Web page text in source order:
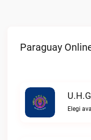
Paraguay
Elegi